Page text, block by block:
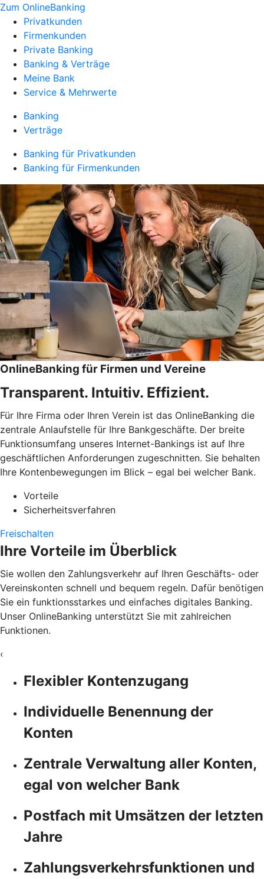
Zum OnlineBanking
Privatkunden
Firmenkunden
Private Banking
Banking & Verträge
Meine Bank
Service & Mehrwerte
Banking
Verträge
Banking für Privatkunden
Banking für Firmenkunden
OnlineBanking für Firmen und Vereine
Transparent. Intuitiv. Effizient.
Für Ihre Firma oder Ihren Verein ist das OnlineBanking die
zentrale Anlaufstelle für Ihre Bankgeschäfte. Der breite
Funktionsumfang unseres Internet-Bankings ist auf Ihre
geschäftlichen Anforderungen zugeschnitten. Sie behalten
Ihre Kontenbewegungen im Blick – egal bei welcher Bank.
Vorteile
Sicherheitsverfahren
Freischalten
Ihre Vorteile im Überblick
Sie wollen den Zahlungsverkehr auf Ihren Geschäfts- oder
Vereinskonten schnell und bequem regeln. Dafür benötigen
Sie ein funktionsstarkes und einfaches digitales Banking.
Unser OnlineBanking unterstützt Sie mit zahlreichen
Funktionen.
‹
Flexibler Kontenzugang
Individuelle Benennung der
Konten
Zentrale Verwaltung aller Konten,
egal von welcher Bank
Postfach mit Umsätzen der letzten
Jahre
Zahlungsverkehrsfunktionen und